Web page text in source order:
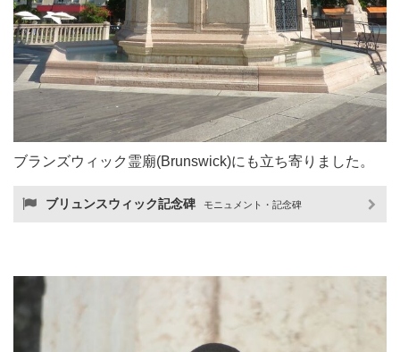
ブランズウィック霊廟(Brunswick)にも立ち寄りました。
ブリュンスウィック記念碑 モニュメント・記念碑